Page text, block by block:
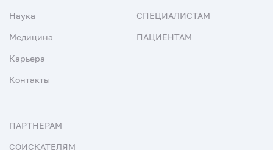
Наука
Медицина
Карьера
Контакты
СПЕЦИАЛИСТАМ
ПАЦИЕНТАМ
ПАРТНЕРАМ
СОИСКАТЕЛЯМ